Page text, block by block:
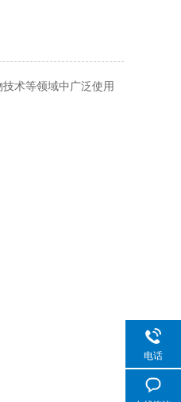
术等领域中广泛使用
电话